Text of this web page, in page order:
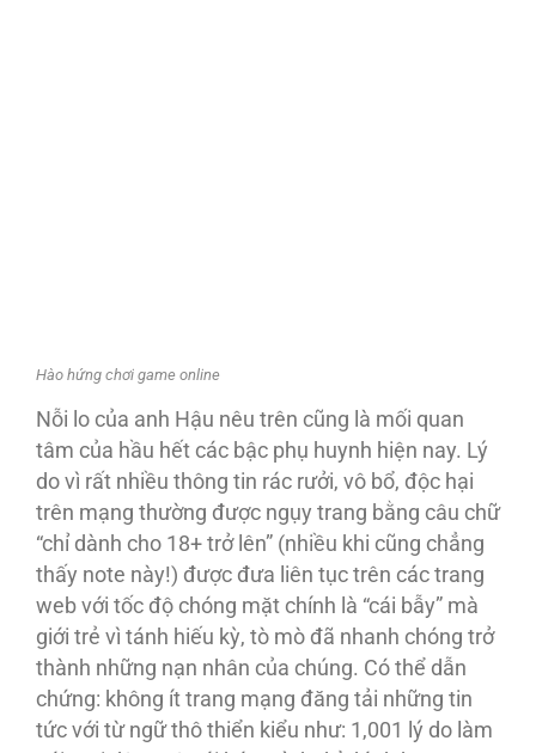
Hào hứng chơi game online
Nỗi lo của anh Hậu nêu trên cũng là mối quan
tâm của hầu hết các bậc phụ huynh hiện nay. Lý
do vì rất nhiều thông tin rác rưởi, vô bổ, độc hại
trên mạng thường được ngụy trang bằng câu chữ
“chỉ dành cho 18+ trở lên” (nhiều khi cũng chẳng
thấy note này!) được đưa liên tục trên các trang
web với tốc độ chóng mặt chính là “cái bẫy” mà
giới trẻ vì tánh hiếu kỳ, tò mò đã nhanh chóng trở
thành những nạn nhân của chúng. Có thể dẫn
chứng: không ít trang mạng đăng tải những tin
tức với từ ngữ thô thiển kiểu như: 1,001 lý do làm